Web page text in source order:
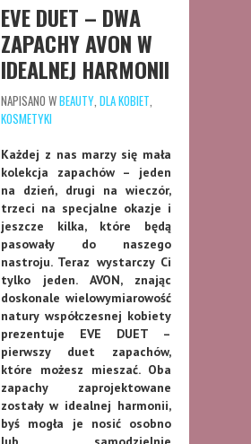
EVE DUET – DWA
ZAPACHY AVON W
IDEALNEJ HARMONII
NAPISANO WBEAUTY, DLA KOBIET,
KOSMETYKI
Każdej z nas marzy się mała
kolekcja zapachów – jeden
na dzień, drugi na wieczór,
trzeci na specjalne okazje i
jeszcze kilka, które będą
pasowały do naszego
nastroju. Teraz wystarczy Ci
tylko jeden. AVON, znając
doskonale wielowymiarowość
natury współczesnej kobiety
prezentuje EVE DUET –
pierwszy duet zapachów,
które możesz mieszać. Oba
zapachy zaprojektowane
zostały w idealnej harmonii,
byś mogła je nosić osobno